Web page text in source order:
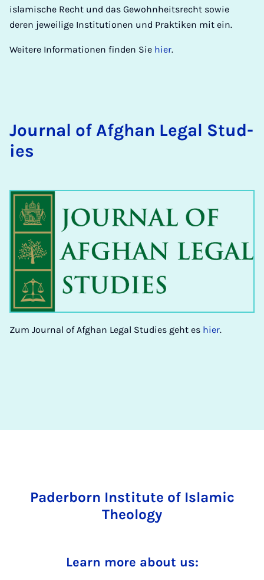
islamische Recht und das Gewohnheitsrecht sowie
deren jeweilige Institutionen und Praktiken mit ein.
Weitere Informationen finden Sie hier.
Journ­al of Afghan Leg­al Stud­
ies
Zum Journal of Afghan Legal Studies geht es hier.
Paderborn Institute of Islamic
Theology
Learn more about us: